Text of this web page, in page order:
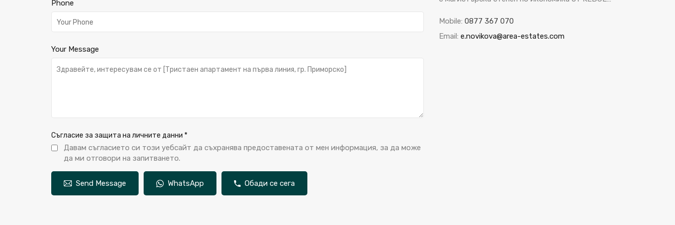
Mobile:0877 367 070
Email:e.novikova@area-estates.com
Phone
Your Message
Съгласие за защита на личните данни *
Давам съгласието си този уебсайт да съхранява предоставената от мен информация, за да може
да ми отговори на запитването.
Send Message WhatsApp Обади се сега